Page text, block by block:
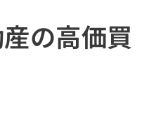
の高価買